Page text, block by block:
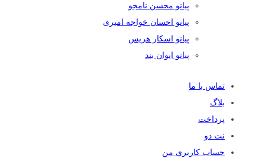
پیانو محسن نامجو
پیانو احسان خواجه امیری
پیانو اسکار هریس
پیانو ایوان بند
تماس با ما
بلاگ
پرداخت
نت دو
حساب کاربری من